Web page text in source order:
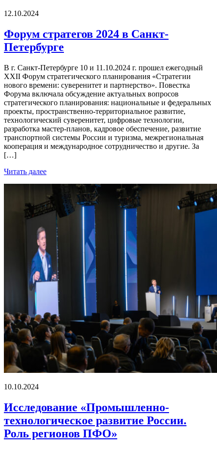
12.10.2024
Форум стратегов 2024 в Санкт-
Петербурге
В г. Санкт-Петербурге 10 и 11.10.2024 г. прошел ежегодный
XXII Форум стратегического планирования «Стратегии
нового времени: суверенитет и партнерство». Повестка
Форума включала обсуждение актуальных вопросов
стратегического планирования: национальные и федеральных
проекты, пространственно-территориальное развитие,
технологический суверенитет, цифровые технологии,
разработка мастер-планов, кадровое обеспечение, развитие
транспортной системы России и туризма, межрегиональная
кооперация и международное сотрудничество и другие. За
[…]
Читать далее
10.10.2024
Исследование «Промышленно-
технологическое развитие России.
Роль регионов ПФО»